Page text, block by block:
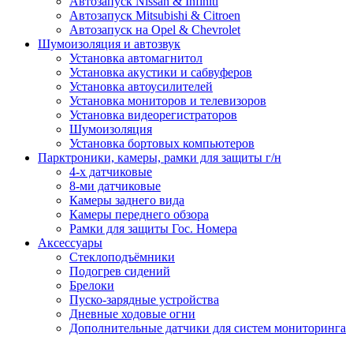
Автозапуск Mitsubishi & Citroen
Автозапуск на Opel & Chevrolet
Шумоизоляция и автозвук
Установка автомагнитол
Установка акустики и сабвуферов
Установка автоусилителей
Установка мониторов и телевизоров
Установка видеорегистраторов
Шумоизоляция
Установка бортовых компьютеров
Парктроники, камеры, рамки для защиты г/н
4-х датчиковые
8-ми датчиковые
Камеры заднего вида
Камеры переднего обзора
Рамки для защиты Гос. Номера
Аксессуары
Стеклоподъёмники
Подогрев сидений
Брелоки
Пуско-зарядные устройства
Дневные ходовые огни
Дополнительные датчики для систем мониторинга